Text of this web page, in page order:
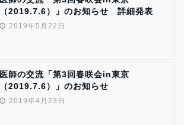
（2019.7.6）」のお知らせ 詳細発表
2019年5月22日
医師の交流「第3回春咲会in東京
（2019.7.6）」のお知らせ
2019年4月23日